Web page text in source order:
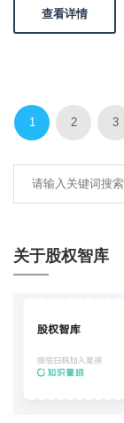
查看详情
1 2 3
关于股权智库